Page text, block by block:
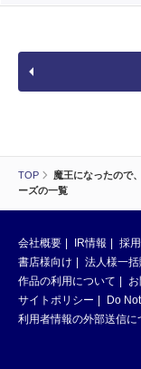
TOP
魔王になったので
ーズの一覧
会社概要 IR情報 採
書店様向け
法人様一括
作品の利用について
サイトポリシー
Do
利用者情報の外部送信に